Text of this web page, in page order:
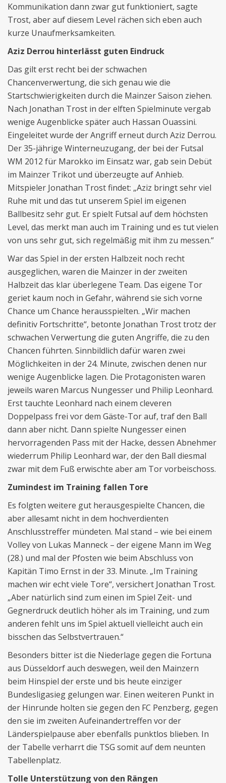
Kommunikation dann zwar gut funktioniert, sagte
Trost, aber auf diesem Level rächen sich eben auch
kurze Unaufmerksamkeiten.
Aziz Derrou hinterlässt guten Eindruck
Das gilt erst recht bei der schwachen
Chancenverwertung, die sich genau wie die
Startschwierigkeiten durch die Mainzer Saison ziehen.
Nach Jonathan Trost in der elften Spielminute vergab
wenige Augenblicke später auch Hassan Ouassini.
Eingeleitet wurde der Angriff erneut durch Aziz Derrou.
Der 35-jährige Winterneuzugang, der bei der Futsal
WM 2012 für Marokko im Einsatz war, gab sein Debüt
im Mainzer Trikot und überzeugte auf Anhieb.
Mitspieler Jonathan Trost findet: „Aziz bringt sehr viel
Ruhe mit und das tut unserem Spiel im eigenen
Ballbesitz sehr gut. Er spielt Futsal auf dem höchsten
Level, das merkt man auch im Training und es tut vielen
von uns sehr gut, sich regelmäßig mit ihm zu messen.“
War das Spiel in der ersten Halbzeit noch recht
ausgeglichen, waren die Mainzer in der zweiten
Halbzeit das klar überlegene Team. Das eigene Tor
geriet kaum noch in Gefahr, während sie sich vorne
Chance um Chance herausspielten. „Wir machen
definitiv Fortschritte“, betonte Jonathan Trost trotz der
schwachen Verwertung die guten Angriffe, die zu den
Chancen führten. Sinnbildlich dafür waren zwei
Möglichkeiten in der 24. Minute, zwischen denen nur
wenige Augenblicke lagen. Die Protagonisten waren
jeweils waren Marcus Nungesser und Philip Leonhard.
Erst tauchte Leonhard nach einem cleveren
Doppelpass frei vor dem Gäste-Tor auf, traf den Ball
dann aber nicht. Dann spielte Nungesser einen
hervorragenden Pass mit der Hacke, dessen Abnehmer
wiederrum Philip Leonhard war, der den Ball diesmal
zwar mit dem Fuß erwischte aber am Tor vorbeischoss.
Zumindest im Training fallen Tore
Es folgten weitere gut herausgespielte Chancen, die
aber allesamt nicht in dem hochverdienten
Anschlusstreffer mündeten. Mal stand – wie bei einem
Volley von Lukas Manneck – der eigene Mann im Weg
(28.) und mal der Pfosten wie beim Abschluss von
Kapitän Timo Ernst in der 33. Minute. „Im Training
machen wir echt viele Tore“, versichert Jonathan Trost.
„Aber natürlich sind zum einen im Spiel Zeit- und
Gegnerdruck deutlich höher als im Training, und zum
anderen fehlt uns im Spiel aktuell vielleicht auch ein
bisschen das Selbstvertrauen.“
Besonders bitter ist die Niederlage gegen die Fortuna
aus Düsseldorf auch deswegen, weil den Mainzern
beim Hinspiel der erste und bis heute einziger
Bundesligasieg gelungen war. Einen weiteren Punkt in
der Hinrunde holten sie gegen den FC Penzberg, gegen
den sie im zweiten Aufeinandertreffen vor der
Länderspielpause aber ebenfalls punktlos blieben. In
der Tabelle verharrt die TSG somit auf dem neunten
Tabellenplatz.
Tolle Unterstützung von den Rängen